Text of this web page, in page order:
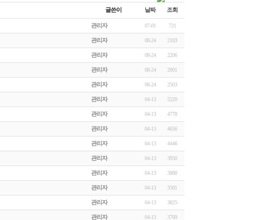
글쓴이 날짜 조회
관리자 07-01 721
관리자 08-24 2103
관리자 08-24 2206
관리자 08-24 2001
관리자 08-24 2503
관리자 04-13 5220
관리자 04-13 4778
관리자 04-13 4656
관리자 04-13 4446
관리자 04-13 3950
관리자 04-13 3888
관리자 04-13 3581
관리자 04-13 3825
관리자 04-13 3769